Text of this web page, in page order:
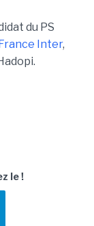
du PS
Inter,
le !